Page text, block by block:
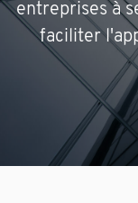
entreprises à
faciliter